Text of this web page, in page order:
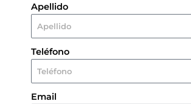
Apellido
Teléfono
Email